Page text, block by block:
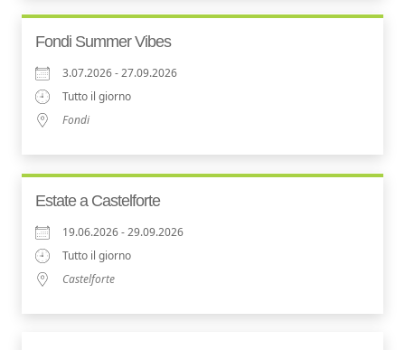
Fondi Summer Vibes
3.07.2026 - 27.09.2026
Tutto il giorno
Fondi
Estate a Castelforte
19.06.2026 - 29.09.2026
Tutto il giorno
Castelforte